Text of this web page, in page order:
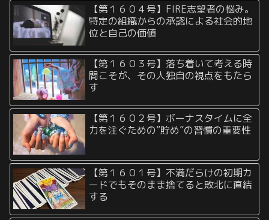
【第１６０４号】FIRE志望者の悩み。
特定の組織からの承認による社会的地
位と自己の価値
【第１６０３号】落ち着いて考える時
間こそが、その人独自の視点をもたら
す
【第１６０２号】ボーナスタイムに全
力を注ぐための”貯め”の習慣の重要性
【第１６０１号】不満だらけの初期カ
ードでもそのまま捨てると敗北に直結
する